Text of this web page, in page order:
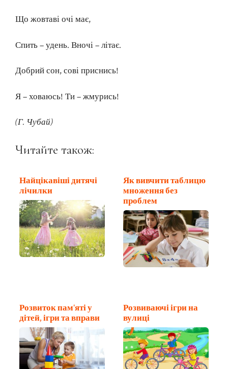
Що жовтаві очі має,
Спить – удень. Вночі – літає.
Добрий сон, сові приснись!
Я – ховаюсь! Ти – жмурись!
(Г. Чубай)
Читайте також:
Найцікавіші дитячі
лічилки
Як вивчити таблицю
множення без
проблем
Розвиток пам'яті у
дітей, ігри та вправи
Розвиваючі ігри на
вулиці